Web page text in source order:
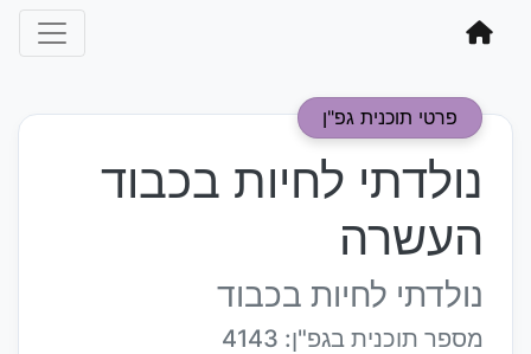
פרטי תוכנית גפ"ן
נולדתי לחיות בכבוד
העשרה
נולדתי לחיות בכבוד
מספר תוכנית בגפ"ן: 4143